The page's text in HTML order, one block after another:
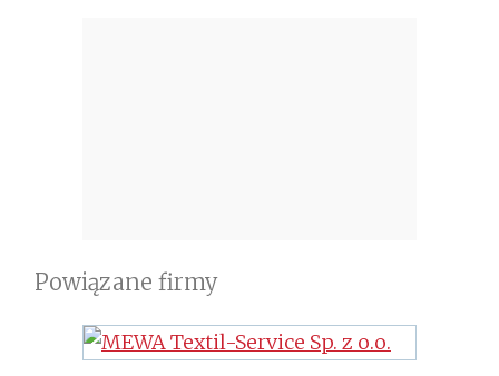
Powiązane firmy